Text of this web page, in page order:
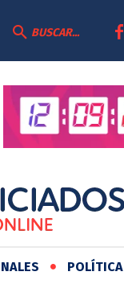
BUSCAR...
POLÍTICA